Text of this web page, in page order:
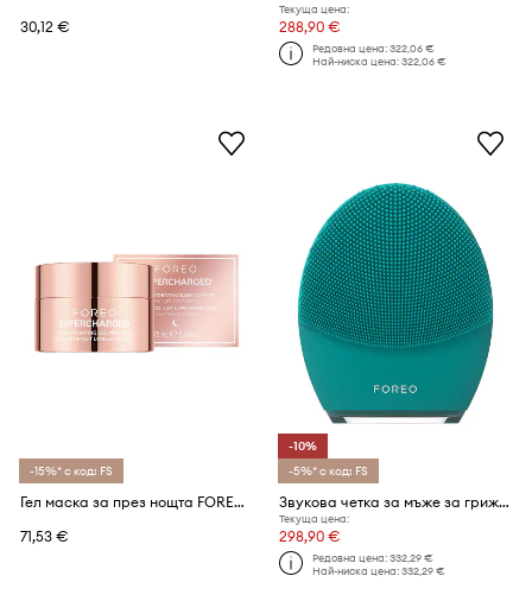
30,12 €
Текуща цена:
288,90 €
Редовна цена:322,06 €
Най-ниска цена:322,06 €
-15%* с код: FS
Гел маска за през нощта FOREO SUPERCHARGED Ultra-Hydrating Sleeping Mask 75 ml
71,53 €
-10%
-5%* с код: FS
Звукова четка за мъже за грижа за кожата на лицето FOREO LUNA 4 Men
Текуща цена:
298,90 €
Редовна цена:332,29 €
Най-ниска цена:332,29 €